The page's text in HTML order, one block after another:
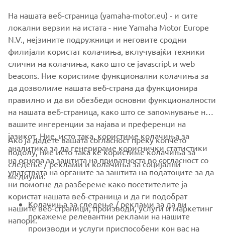
Red Dot Award for its products for the last eight
consecutive years from 2012, and on this occasion, it has
also achieved the fourth Yamaha Motor product to be
selected as the “Best of the Best”. In addition, this
achievement marks the second design award received by
the NIKEN following on from the GOOD DESIGN AWARD
2018.
CORPORATE
FOR BUSINESS
MORE YAMAHA
На нашата веб-страница (yamaha-motor.eu) - и сите
локални верзии на истата - ние Yamaha Motor Europe
N.V., нејзините подружници и неговите сродни
филијали користат колачиња, вклучувајќи техники
слични на колачиња, како што се javascript и web
beacons. Ние користиме функционални колачиња за
да дозволиме нашата веб-страна да функционира
правилно и да ви обезбеди основни функционалности
на нашата веб-страница, како што се запомнување на
вашите ингеренции за најава и преференци на
јазикот. Ние, исто така, користиме колачиња за
аналитика за да генерираме кориснички статистики
на основа за заштита на приватноста во согласност со
упатствата на органите за заштита на податоците за да
ни помогне да разбереме како посетителите ја
користат нашата веб-страница и да ги подобрат
нашите веб-страници, производи, услуги и маркетинг
напори.
Ако ја дадете вашата согласност преку копчето
подолу, ние исто така ќе користиме колачиња за
следење / реклами и колачиња за социјални
медиуми:
Колачиња за следење / реклами за да ви
покажеме релевантни реклами на нашите
производи и услуги приспособени кон вас на